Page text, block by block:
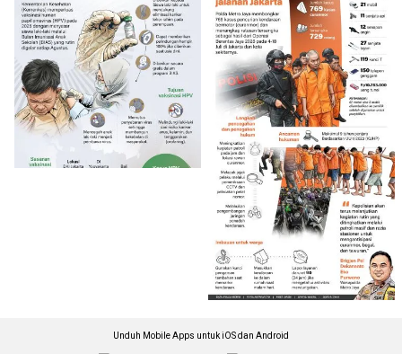
Unduh Mobile Apps untuk iOS dan Android